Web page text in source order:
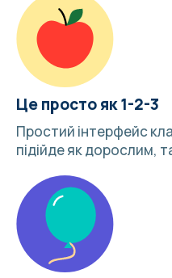
Це просто як 1-2-3
Простий інтерфейс
підійде як дорослим,